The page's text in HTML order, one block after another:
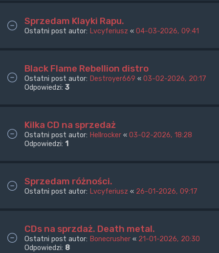
Sprzedam Klayki Rapu.
Ostatni post autor: Lvcyferiusz « 04-03-2026, 09:41
Black Flame Rebellion distro
Ostatni post autor: Destroyer669 « 03-02-2026, 20:17
Odpowiedzi: 3
Kilka CD na sprzedaż
Ostatni post autor: Hellrocker « 03-02-2026, 18:28
Odpowiedzi: 1
Sprzedam różności.
Ostatni post autor: Lvcyferiusz « 26-01-2026, 09:17
CDs na sprzdaż. Death metal.
Ostatni post autor: Bonecrusher « 21-01-2026, 20:30
Odpowiedzi: 8